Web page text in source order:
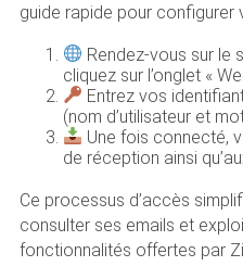
guide rapide pour configurer
Rendez-vous sur le
cliquez sur l’onglet «
Entrez vos
(nom d’utilisateur et
Une fois connecté,
de réception ainsi
Ce processus d’accès
consulter ses emails et
fonctionnalités offertes par